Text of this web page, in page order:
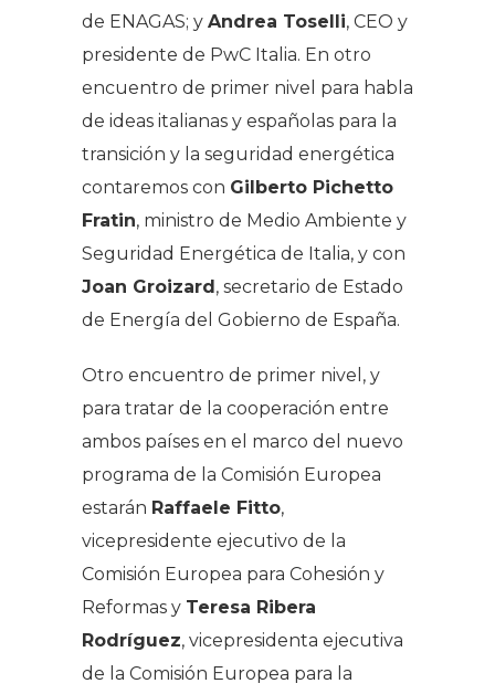
de ENAGAS; y Andrea Toselli, CEO y
presidente de PwC Italia. En otro
encuentro de primer nivel para habla
de ideas italianas y españolas para la
transición y la seguridad energética
contaremos con Gilberto Pichetto
Fratin, ministro de Medio Ambiente y
Seguridad Energética de Italia, y con
Joan Groizard, secretario de Estado
de Energía del Gobierno de España.
Otro encuentro de primer nivel, y
para tratar de la cooperación entre
ambos países en el marco del nuevo
programa de la Comisión Europea
estarán Raffaele Fitto,
vicepresidente ejecutivo de la
Comisión Europea para Cohesión y
Reformas y Teresa Ribera
Rodríguez, vicepresidenta ejecutiva
de la Comisión Europea para la